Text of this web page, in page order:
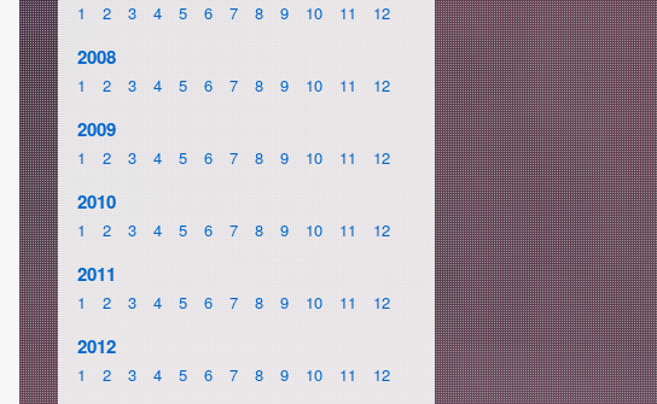
1 2 3 4 5 6 7 8 9 10 11 12
2008
1 2 3 4 5 6 7 8 9 10 11 12
2009
1 2 3 4 5 6 7 8 9 10 11 12
2010
1 2 3 4 5 6 7 8 9 10 11 12
2011
1 2 3 4 5 6 7 8 9 10 11 12
2012
1 2 3 4 5 6 7 8 9 10 11 12